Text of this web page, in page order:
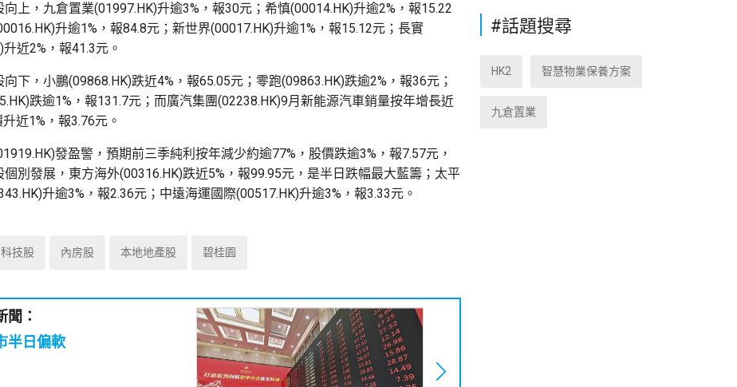
上，九倉置業(01997.HK)升逾3%，報30元；希慎(00014.HK)升逾2%，報15.22
升逾1%，報84.8元；新世界(00017.HK)升逾1%，報15.12元；長實
近2%，報41.3元。
下，小鵬(09868.HK)跌近4%，報65.05元；零跑(09863.HK)跌逾2%，報36元；
跌逾1%，報131.7元；而廣汽集團(02238.HK)9月新能源汽車銷量按年增長近
近1%，報3.76元。
發盈警，預期前三季純利按年減少約逾77%，股價跌逾3%，報7.57元，
個別發展，東方海外(00316.HK)跌近5%，報99.95元，是半日跌幅最大藍籌；太平
升逾3%，報2.36元；中遠海運國際(00517.HK)升逾3%，報3.33元。
科技股 內房股 本地地產股 碧桂園
聞：
半日偏軟
#話題搜尋
HK2 智慧物業保養方案
九倉置業